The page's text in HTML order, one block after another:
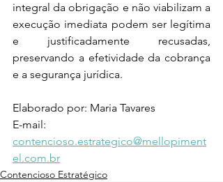
integral da obrigação e não viabilizam a
execução imediata podem ser legítima
e justificadamente recusadas,
preservando a efetividade da cobrança
e a segurança jurídica.
Elaborado por: Maria Tavares
E-mail:
contencioso.estrategico@mellopiment
el.com.br
Contencioso Estratégico